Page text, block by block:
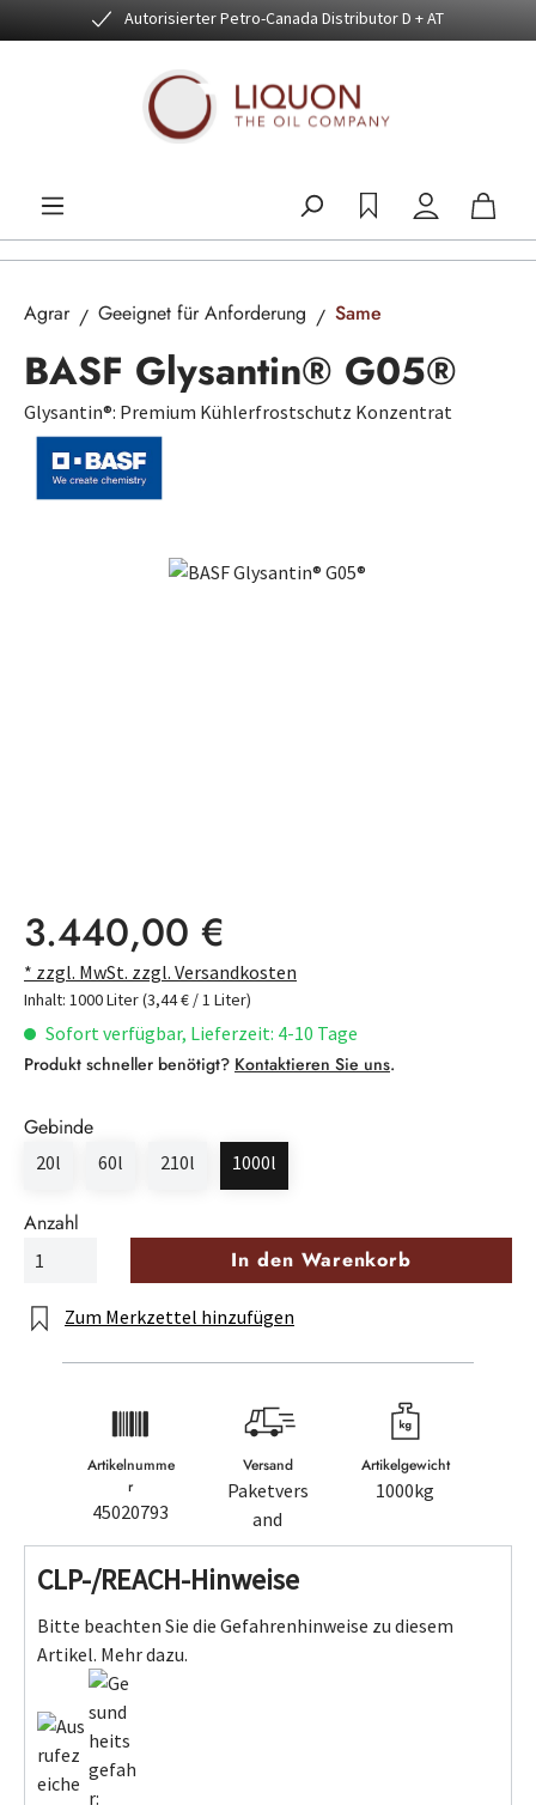
Zum Hauptinhalt springenAutorisierter Petro-Canada Distributor D + AT
Agrar Geeignet für Anforderung Same
BASF Glysantin® G05®
Glysantin®: Premium Kühlerfrostschutz Konzentrat
Bildergalerie überspringen
Regulärer Preis:
3.440,00 €
* zzgl. MwSt. zzgl. Versandkosten
Inhalt: 1000 Liter(3,44 € / 1 Liter)
Sofort verfügbar, Lieferzeit: 4-10 Tage
Produkt schneller benötigt? Kontaktieren Sie uns.
Gebinde
20l 60l 210l 1000l
Anzahl
In den Warenkorb
Zum Merkzettel hinzufügen
Artikelnumme
r
45020793
Versand
Paketvers
and
Artikelgewicht
1000kg
CLP-/REACH-Hinweise
Bitte beachten Sie die Gefahrenhinweise zu diesem
Artikel. Mehr dazu.